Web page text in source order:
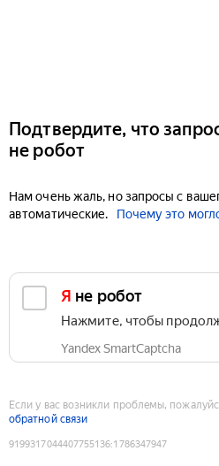
Подтвердите, что
не робот
Нам очень жаль, но запросы с
автоматические.
Почему это
Я не робот
Нажмите, чтобы
Yandex SmartCaptcha
Если у вас возникли проблемы,
обратной связи
9199317044407755136:1786347947